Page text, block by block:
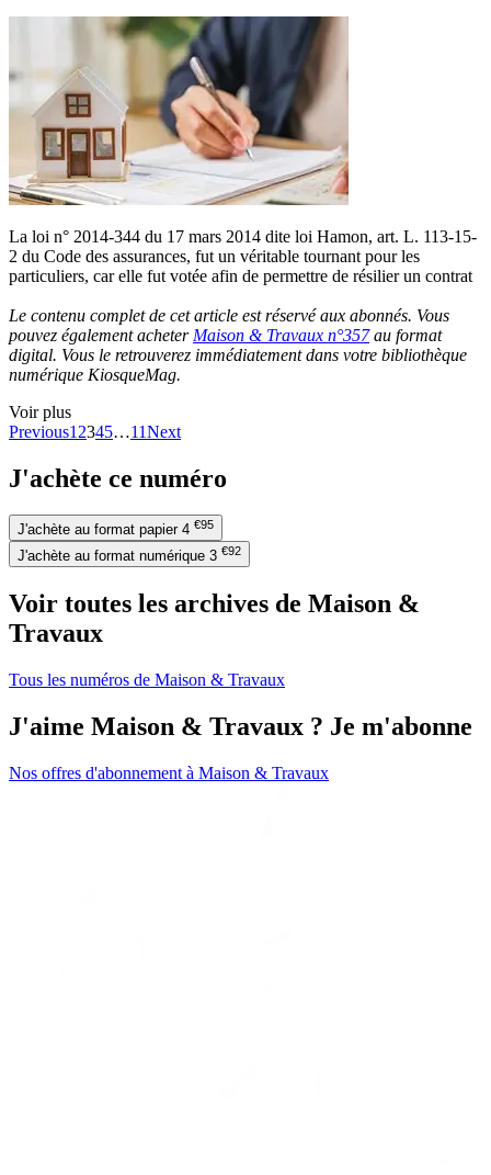
La loi n° 2014-344 du 17 mars 2014 dite loi Hamon, art. L. 113-15-
2 du Code des assurances, fut un véritable tournant pour les
particuliers, car elle fut votée afin de permettre de résilier un contrat
Le contenu complet de cet article est réservé aux abonnés. Vous
pouvez également acheter Maison & Travaux n°357au format
digital. Vous le retrouverez immédiatement dans votre bibliothèque
numérique KiosqueMag.
Voir plus
Previous1 2345…11Next
J'achète ce numéro
J'achète au format papier 4 €95
J'achète au format numérique 3 €92
Voir toutes les archives de Maison &
Travaux
Tous les numéros de Maison & Travaux
J'aime Maison & Travaux ? Je m'abonne
Nos offres d'abonnement à Maison & Travaux